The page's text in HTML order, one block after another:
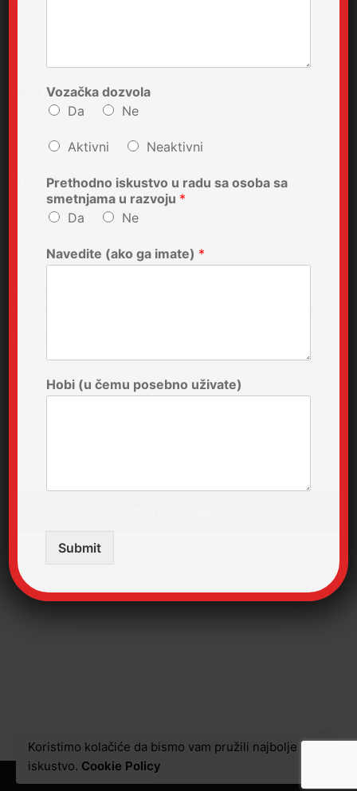
Your Email
Your Website
Koristimo kolačiće da bismo vam pružili najbolje
iskustvo. Cookie Policy
Vozačka dozvola
Da
Ne
Aktivni Neaktivni
Prethodno iskustvo u radu sa osoba sa
smetnjama u razvoju *
Da
Ne
Navedite (ako ga imate) *
Hobi (u čemu posebno uživate)
Submit